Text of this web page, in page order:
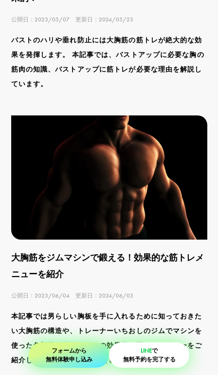
フォームから
無料体験申し込み
LINEで
無料予約を完了する
公開日：2023/05/07 更新日：2024/05/23
バストのハリや垂れ防止には大胸筋の筋トレが絶大的な効
果を発揮します。 本記事では、バストアップに必要な胸の
筋肉の知識、バストアップに筋トレが必要な理由を解説し
ています。
大胸筋をジムマシンで鍛える！効果的な筋トレメ
ニューを紹介
公開日：2023/06/04 更新日：2024/06/03
本記事では男らしい胸板を手に入れるために知っておきた
い大胸筋の構造や、トレーナーいちおしのジムでマシンを
使った各部位を鍛えるための効果的な筋トレメニューをご
紹介します。 後半では「胸をピクピク動か